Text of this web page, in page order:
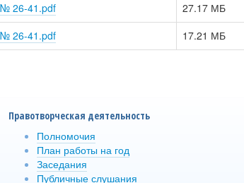
26-41.pdf
27.17 МБ
26-41.pdf
17.21 МБ
Правотворческая деятельность
Полномочия
План работы на год
Заседания
Публичные слушания